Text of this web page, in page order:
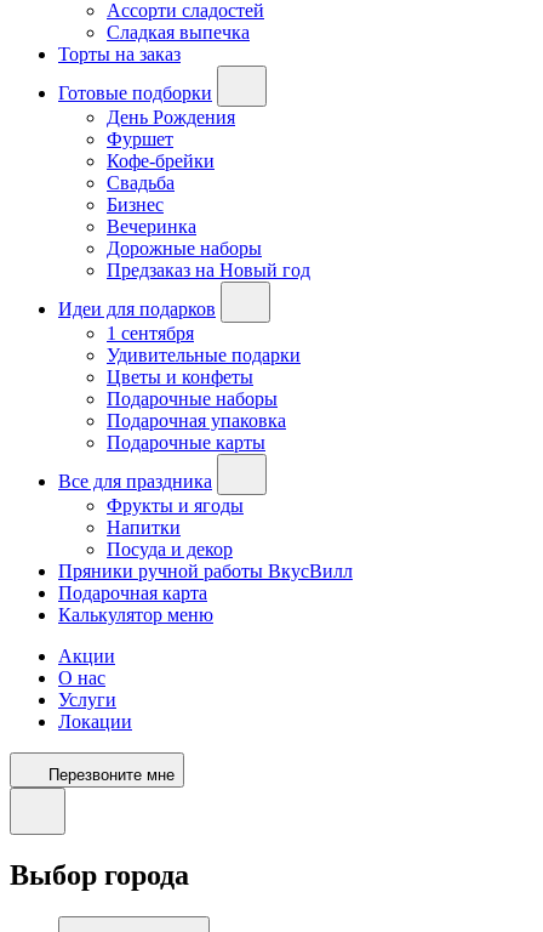
Ассорти сладостей
Сладкая выпечка
Торты на заказ
Готовые подборки
День Рождения
Фуршет
Кофе-брейки
Свадьба
Бизнес
Вечеринка
Дорожные наборы
Предзаказ на Новый год
Идеи для подарков
1 сентября
Удивительные подарки
Цветы и конфеты
Подарочные наборы
Подарочная упаковка
Подарочные карты
Все для праздника
Фрукты и ягоды
Напитки
Посуда и декор
Пряники ручной работы ВкусВилл
Подарочная карта
Калькулятор меню
Акции
О нас
Услуги
Локации
Перезвоните мне
Выбор города